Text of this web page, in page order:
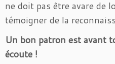
ne doit pas être avare de
témoigner de la
Un bon patron est avant
écoute !